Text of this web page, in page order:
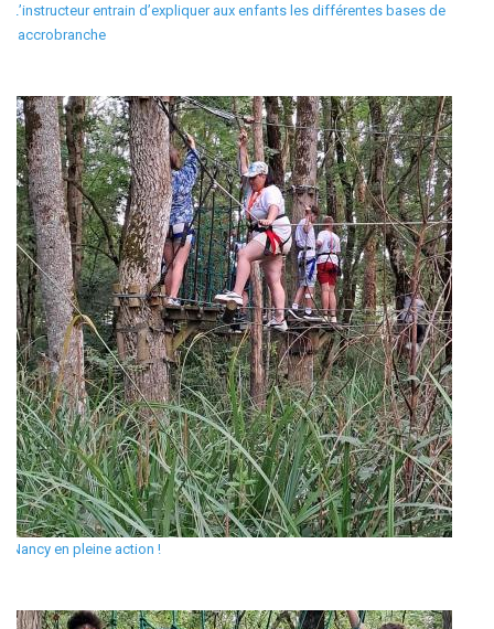
L’instructeur entrain d’expliquer aux enfants les différentes bases de
l’accrobranche
Nancy en pleine action !